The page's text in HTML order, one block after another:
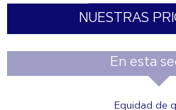
NUESTRAS
En esta
Equidad de